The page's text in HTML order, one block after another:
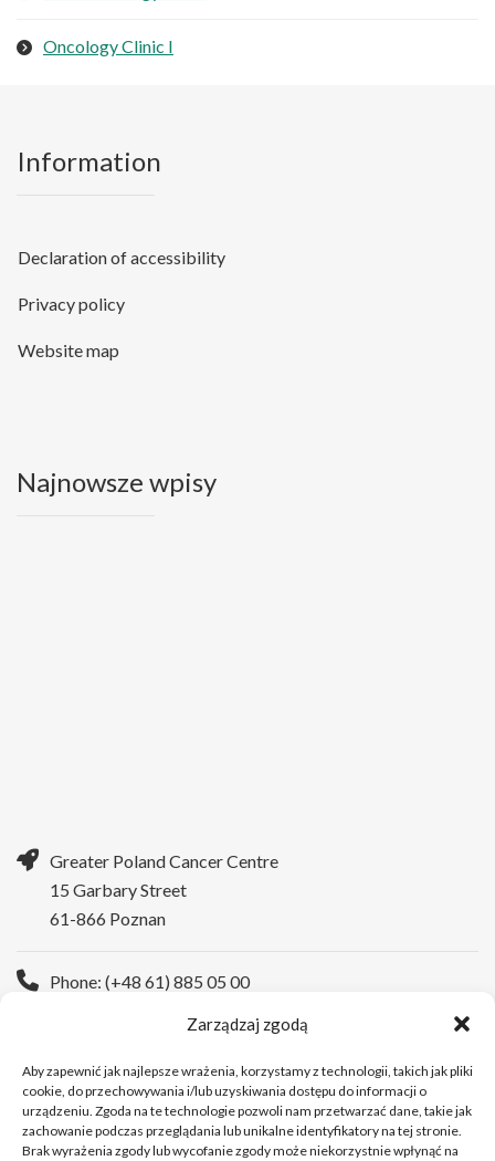
Zarządzaj zgodą
Aby zapewnić jak najlepsze wrażenia, korzystamy z technologii, takich jak pliki
cookie, do przechowywania i/lub uzyskiwania dostępu do informacji o
urządzeniu. Zgoda na te technologie pozwoli nam przetwarzać dane, takie jak
zachowanie podczas przeglądania lub unikalne identyfikatory na tej stronie.
Brak wyrażenia zgody lub wycofanie zgody może niekorzystnie wpłynąć na
Oncology Clinic I
Information
Declaration of accessibility
Privacy policy
Website map
Najnowsze wpisy
Greater Poland Cancer Centre
15 Garbary Street
61-866 Poznan
Phone: (+48 61) 885 05 00